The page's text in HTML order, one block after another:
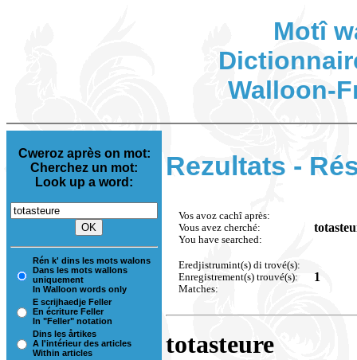
Motî
Walloon-
Cweroz après on mot:
Cherchez un mot:
Look up a word:
Rén k' dins les mots walons
Dans les mots wallons
uniquement
In Walloon words only
E scrijhaedje Feller
En écriture Feller
In "Feller" notation
Dins les årtikes
A l'intérieur des articles
Within articles
Rezultats -
Vos avoz cachî après:
Vous avez cherché:
You have searched:
Eredjistrumint(s) di trové(s):
Enregistrement(s) trouvé(s):
Matches:
1
totasteure